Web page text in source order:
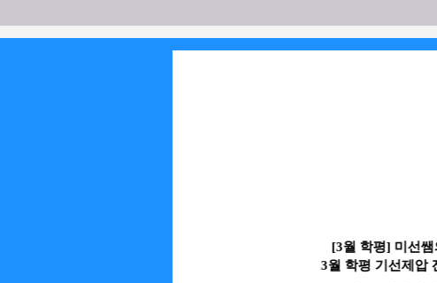
[3월 학평] 미선쌤
3월 학평 기선제압